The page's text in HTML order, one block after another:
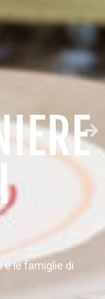
e le famiglie di